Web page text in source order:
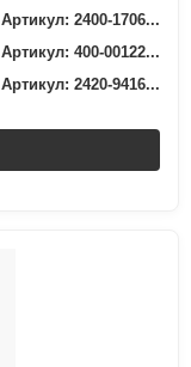
Артикул: 2400-1706...
Артикул: 400-00122...
Артикул: 2420-9416...